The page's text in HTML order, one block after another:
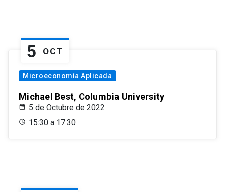
5 OCT
Microeconomía Aplicada
Michael Best, Columbia University
5 de Octubre de 2022
15:30 a 17:30